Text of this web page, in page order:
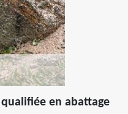
en abattage